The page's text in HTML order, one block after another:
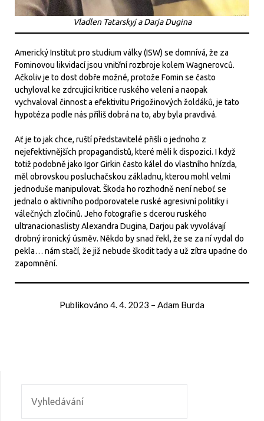
Vladlen Tatarskyj a Darja Dugina
Americký Institut pro studium války (ISW) se domnívá, že za
Fominovou likvidací jsou vnitřní rozbroje kolem Wagnerovců.
Ačkoliv je to dost dobře možné, protože Fomin se často
uchyloval ke zdrcující kritice ruského velení a naopak
vychvaloval činnost a efektivitu Prigožinových žoldáků, je tato
hypotéza podle nás příliš dobrá na to, aby byla pravdivá.
Ať je to jak chce, ruští představitelé přišli o jednoho z
nejefektivnějších propagandistů, které měli k dispozici. I když
totiž podobně jako Igor Girkin často kálel do vlastního hnízda,
měl obrovskou posluchačskou základnu, kterou mohl velmi
jednoduše manipulovat. Škoda ho rozhodně není neboť se
jednalo o aktivního podporovatele ruské agresivní politiky i
válečných zločinů. Jeho fotografie s dcerou ruského
ultranacionaslisty Alexandra Dugina, Darjou pak vyvolávají
drobný ironický úsměv. Někdo by snad řekl, že se za ní vydal do
pekla… nám stačí, že již nebude škodit tady a už zítra upadne do
zapomnění.
Publikováno 4. 4. 2023 – Adam Burda